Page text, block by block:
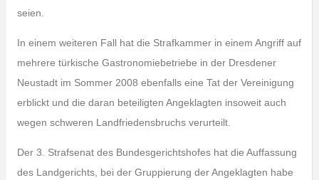
seien.
In einem weiteren Fall hat die Strafkammer in einem Angriff auf
mehrere türkische Gastronomiebetriebe in der Dresdener
Neustadt im Sommer 2008 ebenfalls eine Tat der Vereinigung
erblickt und die daran beteiligten Angeklagten insoweit auch
wegen schweren Landfriedensbruchs verurteilt.
Der 3. Strafsenat des Bundesgerichtshofes hat die Auffassung
des Landgerichts, bei der Gruppierung der Angeklagten habe